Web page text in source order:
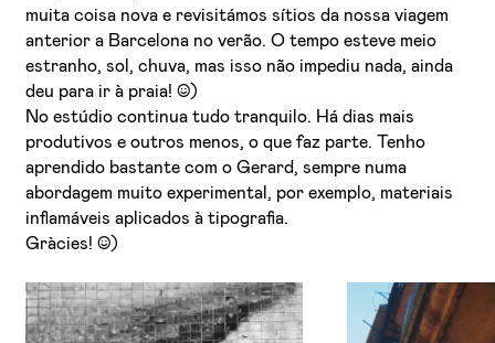
muita coisa nova e revisitámos sítios da nossa viagem
anterior a Barcelona no verão. O tempo esteve meio
estranho, sol, chuva, mas isso não impediu nada, ainda
deu para ir à praia! :))
No estúdio continua tudo tranquilo. Há dias mais
produtivos e outros menos, o que faz parte. Tenho
aprendido bastante com o Gerard, sempre numa
abordagem muito experimental, por exemplo, materiais
inflamáveis aplicados à tipografia.
Gràcies! :))